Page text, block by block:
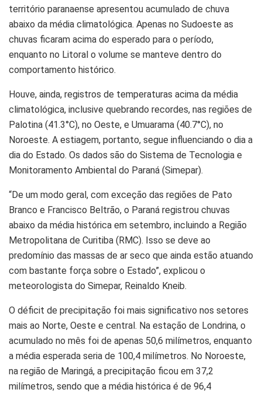
território paranaense apresentou acumulado de chuva
abaixo da média climatológica. Apenas no Sudoeste as
chuvas ficaram acima do esperado para o período,
enquanto no Litoral o volume se manteve dentro do
comportamento histórico.
Houve, ainda, registros de temperaturas acima da média
climatológica, inclusive quebrando recordes, nas regiões de
Palotina (41.3°C), no Oeste, e Umuarama (40.7°C), no
Noroeste. A estiagem, portanto, segue influenciando o dia a
dia do Estado. Os dados são do Sistema de Tecnologia e
Monitoramento Ambiental do Paraná (Simepar).
“De um modo geral, com exceção das regiões de Pato
Branco e Francisco Beltrão, o Paraná registrou chuvas
abaixo da média histórica em setembro, incluindo a Região
Metropolitana de Curitiba (RMC). Isso se deve ao
predomínio das massas de ar seco que ainda estão atuando
com bastante força sobre o Estado”, explicou o
meteorologista do Simepar, Reinaldo Kneib.
O déficit de precipitação foi mais significativo nos setores
mais ao Norte, Oeste e central. Na estação de Londrina, o
acumulado no mês foi de apenas 50,6 milímetros, enquanto
a média esperada seria de 100,4 milímetros. No Noroeste,
na região de Maringá, a precipitação ficou em 37,2
milímetros, sendo que a média histórica é de 96,4